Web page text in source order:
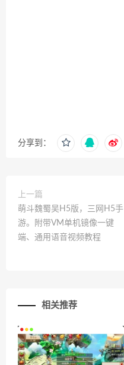
分享到：
上一篇
萌斗魏蜀吴H5版，三网H5手
游。附带VM单机镜像一键
端、通用语音视频教程
相关推荐